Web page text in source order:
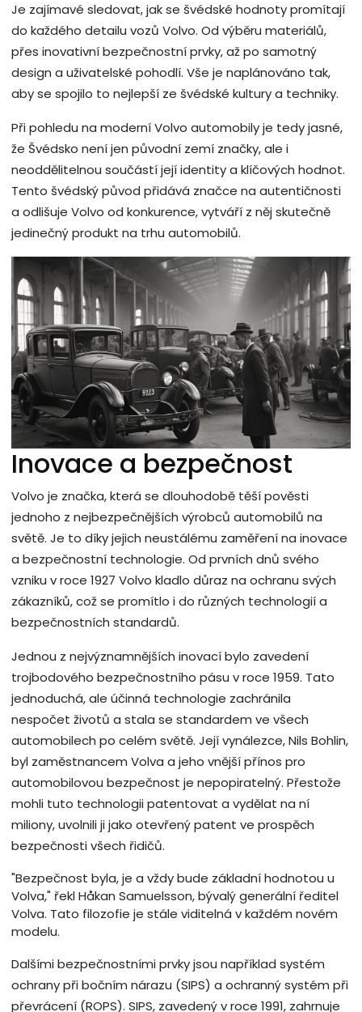
Je zajímavé sledovat, jak se švédské hodnoty promítají
do každého detailu vozů Volvo. Od výběru materiálů,
přes inovativní bezpečnostní prvky, až po samotný
design a uživatelské pohodlí. Vše je naplánováno tak,
aby se spojilo to nejlepší ze švédské kultury a techniky.
Při pohledu na moderní Volvo automobily je tedy jasné,
že Švédsko není jen původní zemí značky, ale i
neoddělitelnou součástí její identity a klíčových hodnot.
Tento švédský původ přidává značce na autentičnosti
a odlišuje Volvo od konkurence, vytváří z něj skutečně
jedinečný produkt na trhu automobilů.
Inovace a bezpečnost
Volvo je značka, která se dlouhodobě těší pověsti
jednoho z nejbezpečnějších výrobců automobilů na
světě. Je to díky jejich neustálému zaměření na inovace
a bezpečnostní technologie. Od prvních dnů svého
vzniku v roce 1927 Volvo kladlo důraz na ochranu svých
zákazníků, což se promítlo i do různých technologií a
bezpečnostních standardů.
Jednou z nejvýznamnějších inovací bylo zavedení
trojbodového bezpečnostního pásu v roce 1959. Tato
jednoduchá, ale účinná technologie zachránila
nespočet životů a stala se standardem ve všech
automobilech po celém světě. Její vynálezce, Nils Bohlin,
byl zaměstnancem Volva a jeho vnější přínos pro
automobilovou bezpečnost je nepopiratelný. Přestože
mohli tuto technologii patentovat a vydělat na ní
miliony, uvolnili ji jako otevřený patent ve prospěch
bezpečnosti všech řidičů.
"Bezpečnost byla, je a vždy bude základní hodnotou u
Volva," řekl Håkan Samuelsson, bývalý generální ředitel
Volva. Tato filozofie je stále viditelná v každém novém
modelu.
Dalšími bezpečnostními prvky jsou například systém
ochrany při bočním nárazu (SIPS) a ochranný systém při
převrácení (ROPS). SIPS, zavedený v roce 1991, zahrnuje